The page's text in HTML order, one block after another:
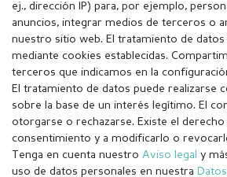
Aviso legal Política de
ej., dirección IP) para, por ejemplo,
anuncios, integrar medios de terceros o
nuestro sitio web. El tratamiento de datos
mediante cookies establecidas.
terceros que indicamos en la
El tratamiento de datos puede realizarse
sobre la base de un interés legítimo. El
otorgarse o rechazarse. Existe el
consentimiento y a modificarlo o
Tenga en cuenta nuestro Aviso legal y
uso de datos personales en nuestra